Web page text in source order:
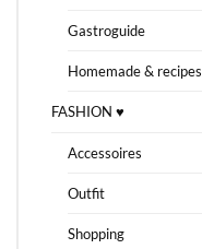
Gastroguide
Homemade & recipes
FASHION ♥
Accessoires
Outfit
Shopping